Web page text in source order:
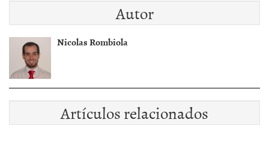
Autor
Nicolas Rombiola
Artículos relacionados